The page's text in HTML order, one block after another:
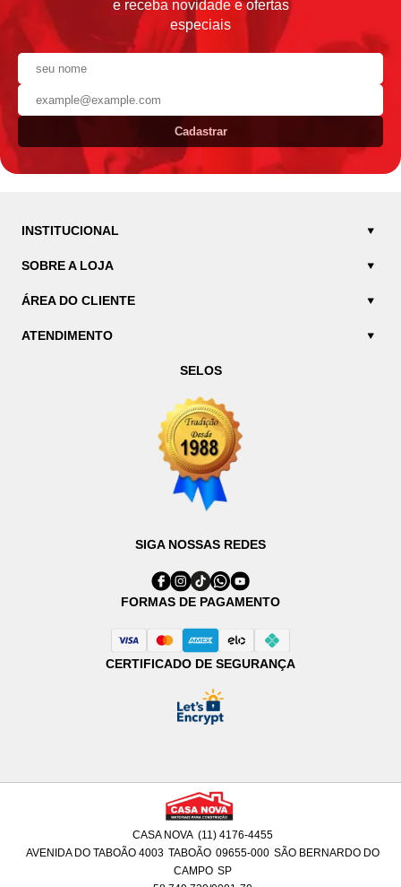
e receba novidade e ofertas
especiais
Cadastrar
INSTITUCIONAL
SOBRE A LOJA
ÁREA DO CLIENTE
ATENDIMENTO
SELOS
SIGA NOSSAS REDES
FORMAS DE PAGAMENTO
CERTIFICADO DE SEGURANÇA
CASA NOVA (11) 4176-4455
AVENIDA DO TABOÃO 4003 TABOÃO 09655-000 SÃO BERNARDO DO
CAMPO SP